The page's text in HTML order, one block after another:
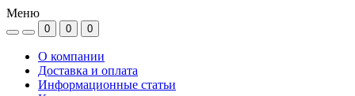
Меню
0 0 0
О компании
Доставка и оплата
Информационные статьи